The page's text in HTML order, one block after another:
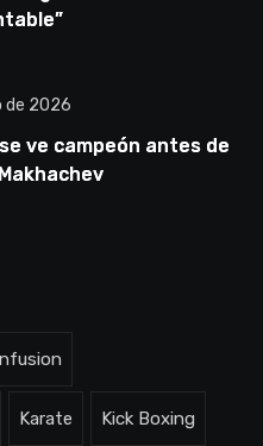
de 2026
ve campeón antes de
Karate Kick Boxing